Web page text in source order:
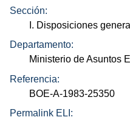
Sección:
I. Disposiciones
Departamento:
Ministerio de Asuntos
Referencia:
BOE-A-1983-25350
Permalink ELI: